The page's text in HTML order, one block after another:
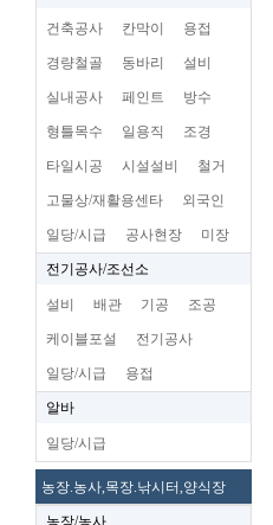
건축공사 칸막이 용접
경량철골 동바리 설비
실내공사 페인트 방수
형틀목수 일용직 조경
타일시공 시설설비 철거
고물상/재활용센타 외국인
일당/시급 공사현장 미장
전기공사/조선소
설비 배관 기공 조공
케이블포설 전기공사
일당/시급 용접
알바
일당/시급
농장.농사,목장.낚시터,양식장
농장/농사